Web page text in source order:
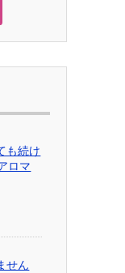
も続け
ロマ
せん